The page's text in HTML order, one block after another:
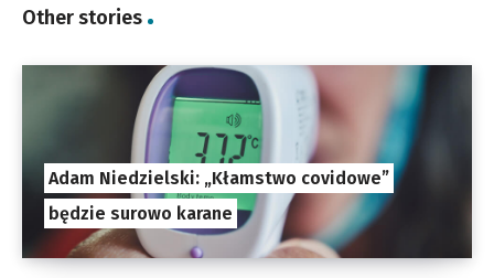
Other stories
Adam Niedzielski: „Kłamstwo covidowe”
będzie surowo karane